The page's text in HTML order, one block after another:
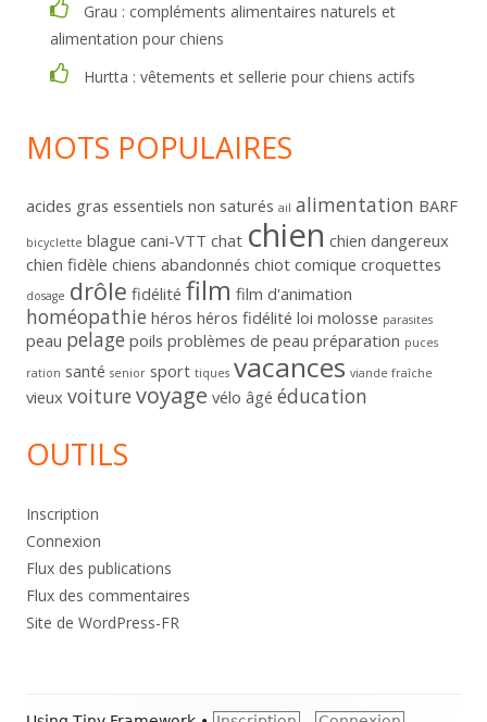
Grau : compléments alimentaires naturels et
alimentation pour chiens
Hurtta : vêtements et sellerie pour chiens actifs
MOTS POPULAIRES
acides gras essentiels non saturés ail alimentation BARF
bicyclette blague cani-VTT chat chien chien dangereux
chien fidèle chiens abandonnés chiot comique croquettes
dosage drôle fidélité film film d'animation
homéopathie héros héros fidélité loi molosse parasites
peau pelage poils problèmes de peau préparation puces
ration santé senior sport tiques vacances viande fraîche
vieux voiture voyage vélo âgé éducation
OUTILS
Inscription
Connexion
Flux des publications
Flux des commentaires
Site de WordPress-FR